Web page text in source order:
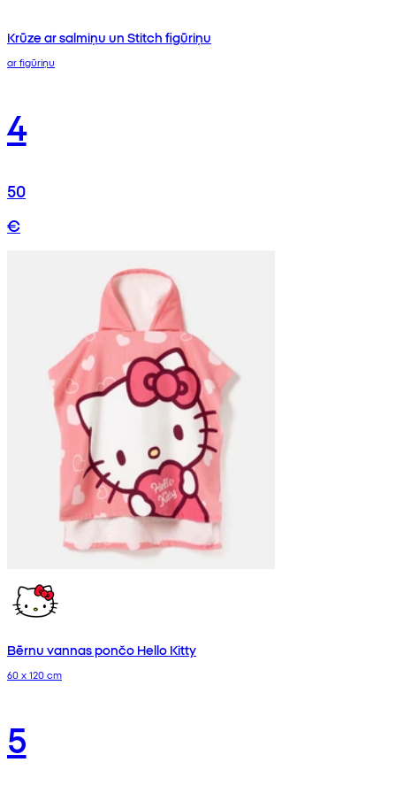
Krūze ar salmiņu un Stitch figūriņu
ar figūriņu
4
50
€
Bērnu vannas pončo Hello Kitty
60 x 120 cm
5